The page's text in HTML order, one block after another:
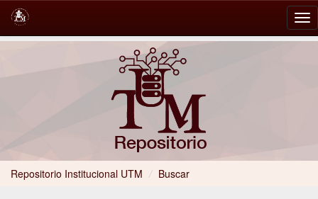
Repositorio Institucional UTM / Buscar